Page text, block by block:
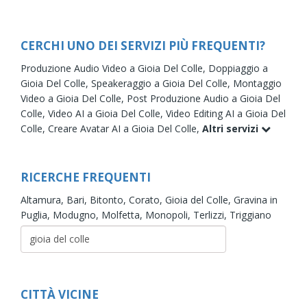
CERCHI UNO DEI SERVIZI PIÙ FREQUENTI?
Produzione Audio Video a Gioia Del Colle, Doppiaggio a
Gioia Del Colle, Speakeraggio a Gioia Del Colle, Montaggio
Video a Gioia Del Colle, Post Produzione Audio a Gioia Del
Colle, Video AI a Gioia Del Colle, Video Editing AI a Gioia Del
Colle, Creare Avatar AI a Gioia Del Colle, Altri servizi
RICERCHE FREQUENTI
Altamura, Bari, Bitonto, Corato, Gioia del Colle, Gravina in
Puglia, Modugno, Molfetta, Monopoli, Terlizzi, Triggiano
CITTÀ VICINE